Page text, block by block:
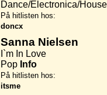
Dance/Electronica/House
På hitlisten hos:
doncx
Sanna Nielsen
I`m In Love
Pop Info
På hitlisten hos:
itsme